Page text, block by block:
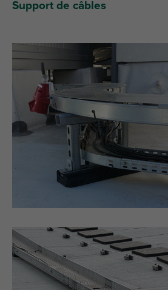
Support de câbles